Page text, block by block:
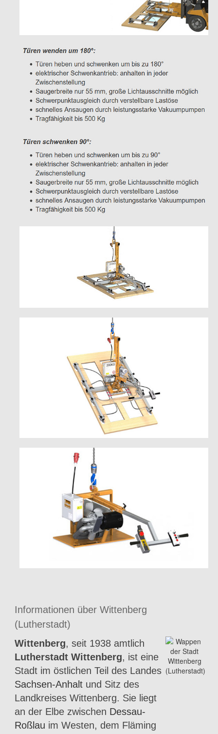
Informationen über Wittenberg
(Lutherstadt)
Wittenberg, seit 1938 amtlich
Lutherstadt Wittenberg, ist eine
Stadt im östlichen Teil des Landes
Sachsen-Anhalt und Sitz des
Landkreises Wittenberg. Sie liegt
an der Elbe zwischen Dessau-
Roßlau im Westen, dem Fläming